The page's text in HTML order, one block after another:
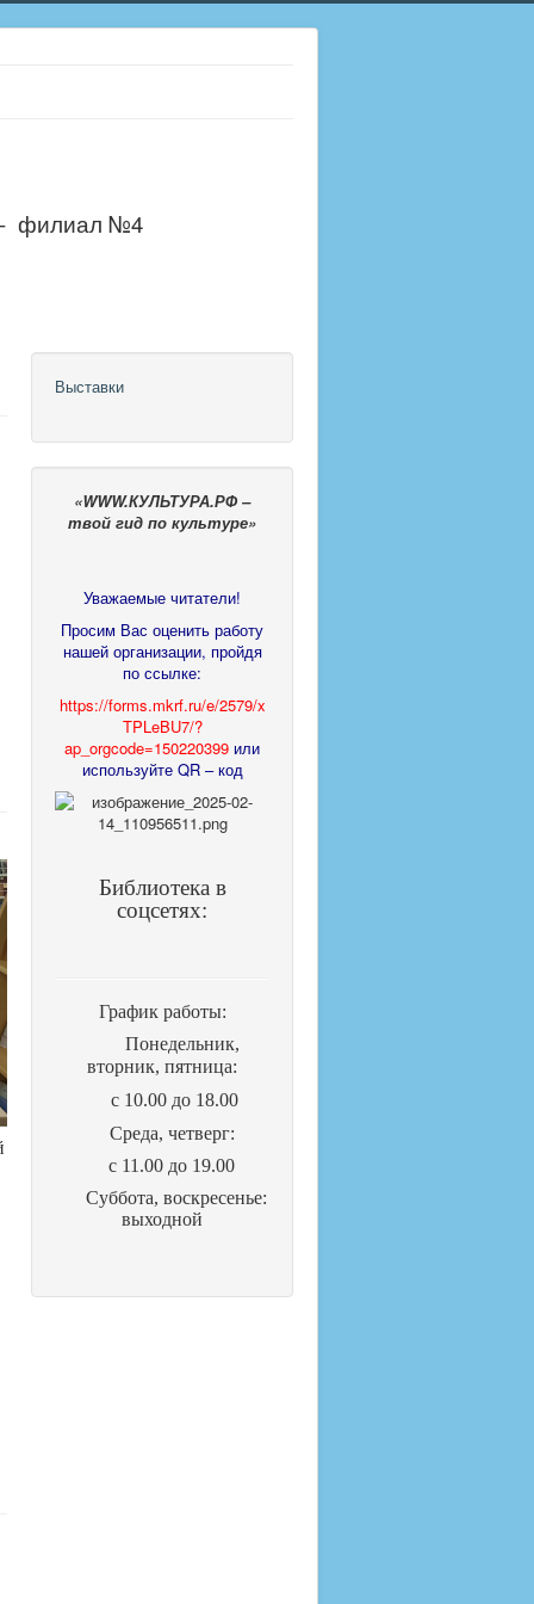
- филиал №4
Выставки
«WWW.КУЛЬТУРА.РФ –
твой гид по культуре»
Уважаемые читатели!
Просим Вас оценить работу
нашей организации, пройдя
по ссылке:
https://forms.mkrf.ru/e/2579/x
TPLeBU7/?
ap_orgcode=150220399 или
используйте QR – код
Библиотека в
соцсетях:
График работы:
Понедельник,
вторник, пятница:
с 10.00 до 18.00
Cреда, четверг:
с 11.00 до 19.00
Суббота, воскресенье:
выходной